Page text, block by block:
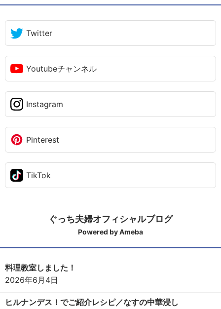
Twitter
Youtubeチャンネル
Instagram
Pinterest
TikTok
ぐっち夫婦オフィシャルブログ
Powered by Ameba
料理教室しました！
2026年6月4日
ヒルナンデス！でご紹介レシピ／なすの中華浸し